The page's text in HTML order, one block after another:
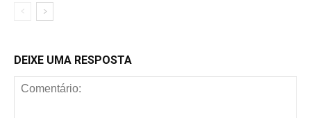
DEIXE UMA RESPOSTA